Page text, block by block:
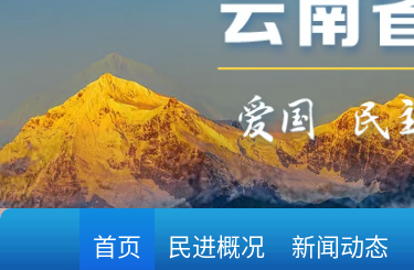
首页 民进概况 新闻动态